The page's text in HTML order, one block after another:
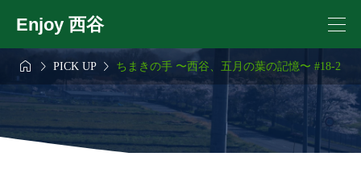
Enjoy 西谷
  PICK UP  ちまきの手 〜西谷、五月の葉の記憶〜 #18-2